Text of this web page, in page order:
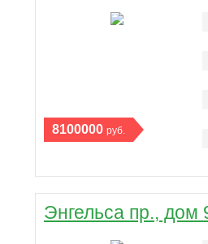
8100000 руб.
Энгельса пр., дом